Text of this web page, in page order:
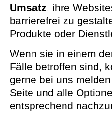
Umsatz, ihre
barrierefrei zu
Produkte oder
Wenn sie in einem
Fälle betroffen sind,
gerne bei uns
Seite und alle
entsprechend